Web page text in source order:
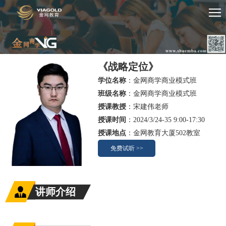
《战略定位》
学位名称 ：金网商学商业模式班
班级名称 ：金网商学商业模式班
授课教授 ：宋建伟老师
授课时间 ：2024/3/24-35 9:00-17:30
授课地点 ：金网教育大厦502教室
免费试听 >>
讲师介绍